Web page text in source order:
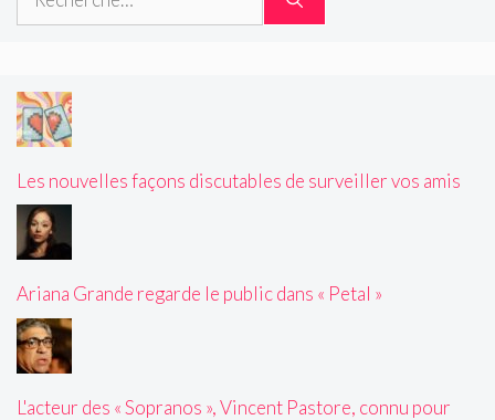
Les nouvelles façons discutables de surveiller vos amis
Ariana Grande regarde le public dans « Petal »
L'acteur des « Sopranos », Vincent Pastore, connu pour